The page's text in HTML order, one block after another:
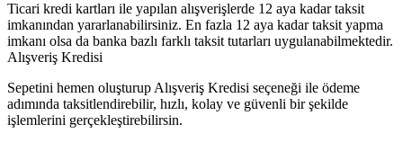
Ticari kredi kartları ile yapılan alışverişlerde 12 aya kadar taksit
imkanından yararlanabilirsiniz. En fazla 12 aya kadar taksit yapma
imkanı olsa da banka bazlı farklı taksit tutarları uygulanabilmektedir.
Alışveriş Kredisi
Sepetini hemen oluşturup Alışveriş Kredisi seçeneği ile ödeme
adımında taksitlendirebilir, hızlı, kolay ve güvenli bir şekilde
işlemlerini gerçekleştirebilirsin.